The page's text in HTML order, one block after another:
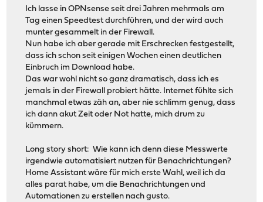
Ich lasse in OPNsense seit drei Jahren mehrmals am
Tag einen Speedtest durchführen, und der wird auch
munter gesammelt in der Firewall.
Nun habe ich aber gerade mit Erschrecken festgestellt,
dass ich schon seit einigen Wochen einen deutlichen
Einbruch im Download habe.
Das war wohl nicht so ganz dramatisch, dass ich es
jemals in der Firewall probiert hätte. Internet fühlte sich
manchmal etwas zäh an, aber nie schlimm genug, dass
ich dann akut Zeit oder Not hatte, mich drum zu
kümmern.
Long story short: Wie kann ich denn diese Messwerte
irgendwie automatisiert nutzen für Benachrichtungen?
Home Assistant wäre für mich erste Wahl, weil ich da
alles parat habe, um die Benachrichtungen und
Automationen zu erstellen nach gusto.